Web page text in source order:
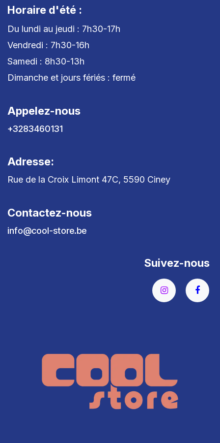
Horaire d'été :
Du lundi au jeudi : 7h30-17h
Vendredi : 7h30-16h
Samedi : 8h30-13h
Dimanche et jours fériés : fermé
Appelez-nous
+3283460131
Adresse:
Rue de la Croix Limont 47C, 5590 Ciney
Contactez-nous
info@cool-store.be
Suivez-nous